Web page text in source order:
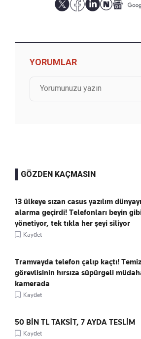
YORUMLAR
GÖZDEN KAÇMASIN
13 ülkeye sızan casus yazılım dünyayı
alarma geçirdi! Telefonları beyin
yönetiyor, tek tıkla her şeyi siliyor
Kaydet
Tramvayda telefon çalıp kaçtı!
görevlisinin hırsıza süpürgeli
kamerada
Kaydet
50 BİN TL TAKSİT, 7 AYDA TESLİM
Kaydet